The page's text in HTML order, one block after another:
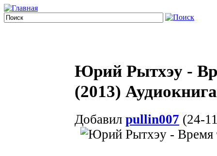
Юрий Рытхэу -
(2013) Аудиокнига
Добавил pullin007 (24-